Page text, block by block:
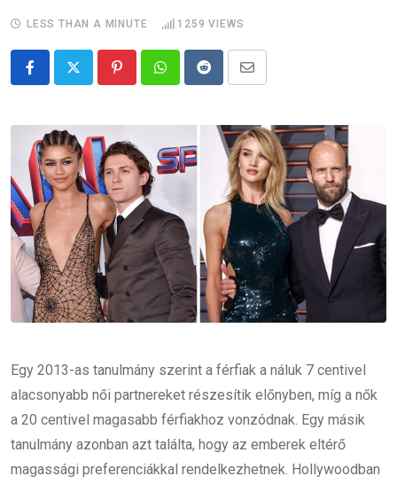
LESS THAN A MINUTE 1259 VIEWS
PinterestWhatsappRedditShare
Email
Egy 2013-as tanulmány szerint a férfiak a náluk 7 centivel
alacsonyabb női partnereket részesítik előnyben, míg a nők
a 20 centivel magasabb férfiakhoz vonzódnak. Egy másik
tanulmány azonban azt találta, hogy az emberek eltérő
magassági preferenciákkal rendelkezhetnek. Hollywoodban